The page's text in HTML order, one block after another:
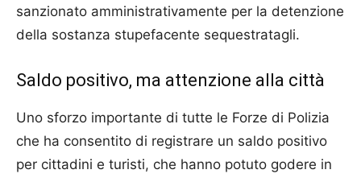
sanzionato amministrativamente per la detenzione
della sostanza stupefacente sequestratagli.
Saldo positivo, ma attenzione alla città
Uno sforzo importante di tutte le Forze di Polizia
che ha consentito di registrare un saldo positivo
per cittadini e turisti, che hanno potuto godere in